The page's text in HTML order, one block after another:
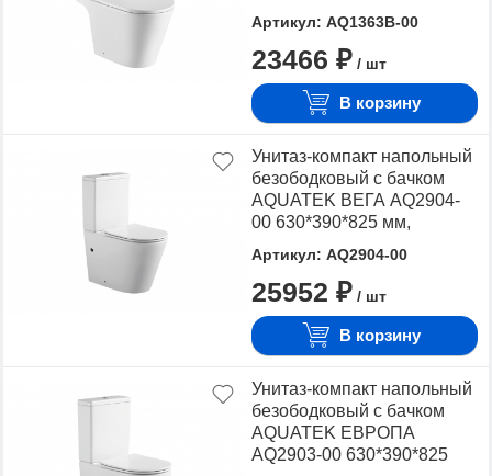
выпуск, тонкое сиденье с
механизмом плавного
Артикул: AQ1363B-00
23466 ₽ / шт
В корзину
Унитаз-компакт напольный
безободковый с бачком
AQUATEK ВЕГА AQ2904-
00 630*390*825 мм,
тонкое сиденье с
механизмом плавного
Артикул: AQ2904-00
25952 ₽ / шт
В корзину
Унитаз-компакт напольный
безободковый с бачком
AQUATEK ЕВРОПА
AQ2903-00 630*390*825